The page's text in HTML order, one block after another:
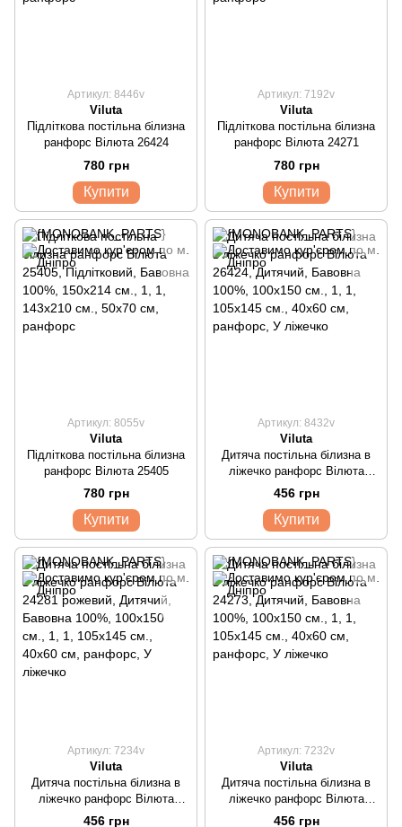
Артикул: 8446v
Viluta
Підліткова постільна білизна
ранфорс Вілюта 26424
780 грн
Купити
Артикул: 7192v
Viluta
Підліткова постільна білизна
ранфорс Вілюта 24271
780 грн
Купити
Артикул: 8055v
Viluta
Підліткова постільна білизна
ранфорс Вілюта 25405
780 грн
Купити
Артикул: 8432v
Viluta
Дитяча постільна білизна в
ліжечко ранфорс Вілюта
26424
456 грн
Купити
Артикул: 7234v
Viluta
Дитяча постільна білизна в
ліжечко ранфорс Вілюта
24281 рожевий
456 грн
Артикул: 7232v
Viluta
Дитяча постільна білизна в
ліжечко ранфорс Вілюта
24273
456 грн